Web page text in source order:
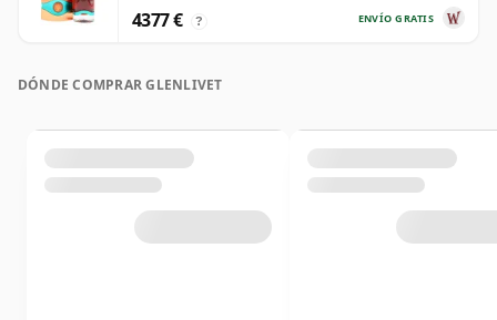
ENVÍO GRATIS
4377 € ?
DÓNDE COMPRAR GLENLIVET